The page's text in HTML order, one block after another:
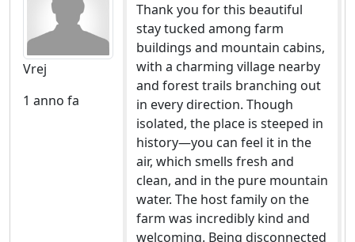
Vrej
1 anno fa
Thank you for this beautiful
stay tucked among farm
buildings and mountain cabins,
with a charming village nearby
and forest trails branching out
in every direction. Though
isolated, the place is steeped in
history—you can feel it in the
air, which smells fresh and
clean, and in the pure mountain
water. The host family on the
farm was incredibly kind and
welcoming. Being disconnected